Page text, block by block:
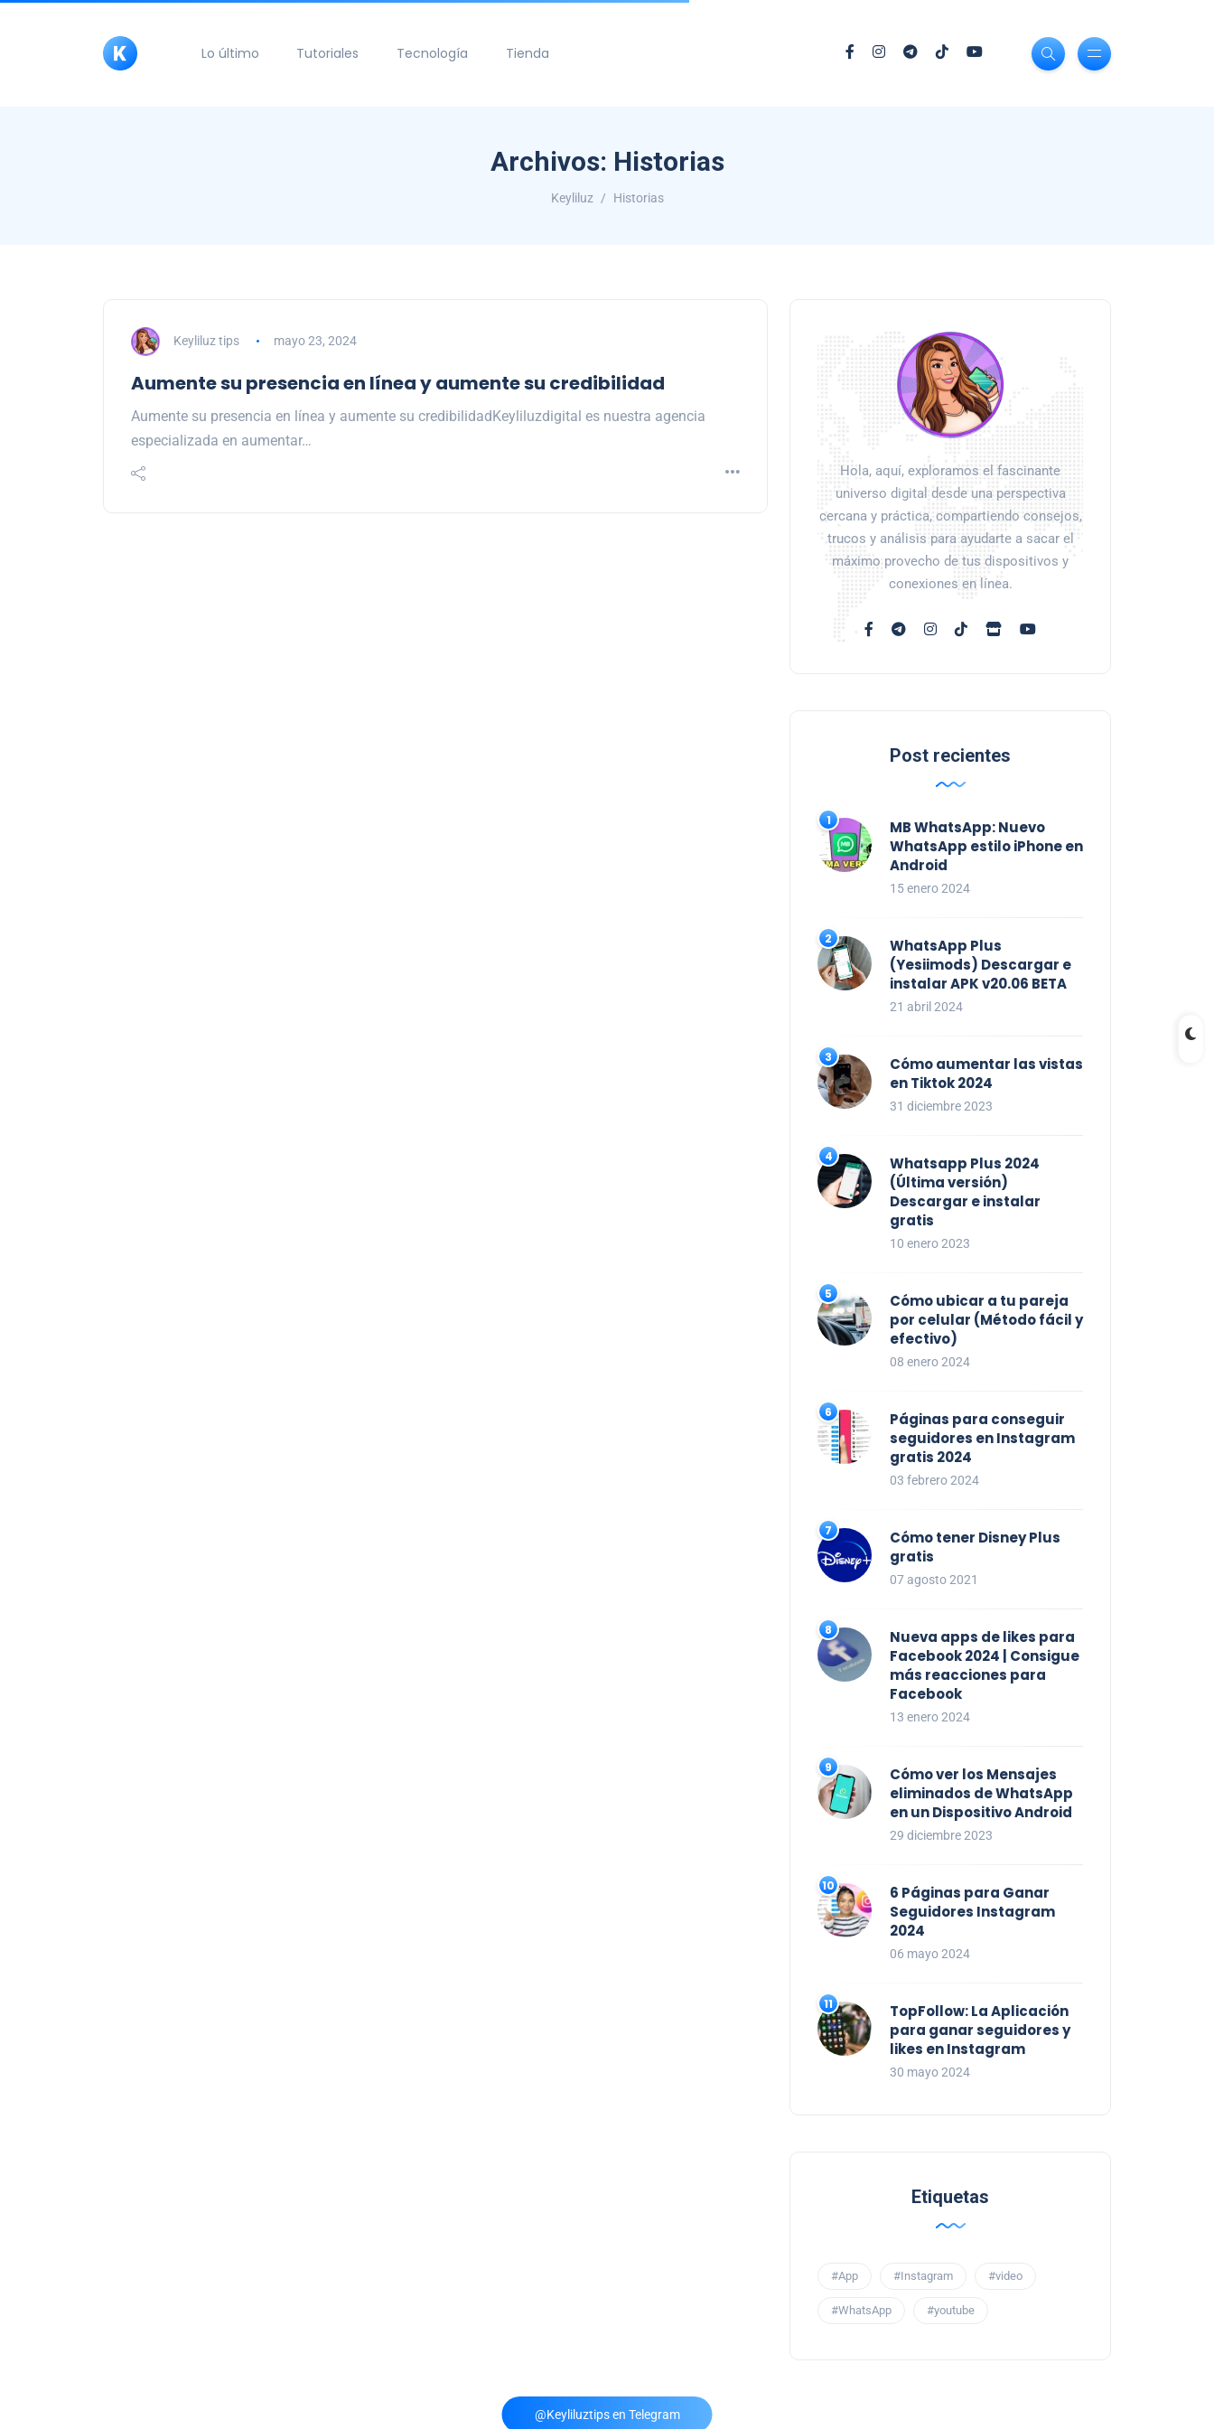
Lo último Tutoriales Tecnología Tienda
Archivos: Historias
Keyliluz Historias
Keyliluz tips mayo 23, 2024
Aumente su presencia en línea y aumente su credibilidad
Aumente su presencia en línea y aumente su credibilidadKeyliluzdigital es nuestra agencia
especializada en aumentar…
Hola, aquí, exploramos el fascinante
universo digital desde una perspectiva
cercana y práctica, compartiendo consejos,
trucos y análisis para ayudarte a sacar el
máximo provecho de tus dispositivos y
conexiones en línea.
Post recientes
MB WhatsApp: Nuevo
WhatsApp estilo iPhone en
Android
15 enero 2024
WhatsApp Plus
(Yesiimods) Descargar e
instalar APK v20.06 BETA
21 abril 2024
Cómo aumentar las vistas
en Tiktok 2024
31 diciembre 2023
Whatsapp Plus 2024
(Última versión)
Descargar e instalar
gratis
10 enero 2023
Cómo ubicar a tu pareja
por celular (Método fácil y
efectivo)
08 enero 2024
Páginas para conseguir
seguidores en Instagram
gratis 2024
03 febrero 2024
Cómo tener Disney Plus
gratis
07 agosto 2021
Nueva apps de likes para
Facebook 2024 | Consigue
más reacciones para
Facebook
13 enero 2024
Cómo ver los Mensajes
eliminados de WhatsApp
en un Dispositivo Android
29 diciembre 2023
6 Páginas para Ganar
Seguidores Instagram
2024
06 mayo 2024
TopFollow: La Aplicación
para ganar seguidores y
likes en Instagram
30 mayo 2024
Etiquetas
#App #Instagram #video
#WhatsApp #youtube
@Keyliluztips en Telegram